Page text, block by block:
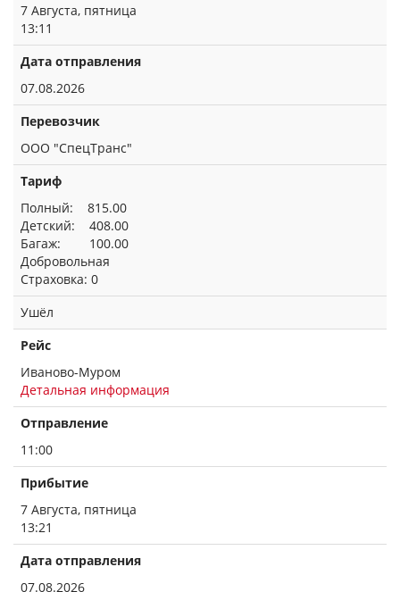
7 Августа, пятница
13:11
Дата отправления
07.08.2026
Перевозчик
ООО "СпецТранс"
Тариф
Полный: 815.00
Детский: 408.00
Багаж: 100.00
Добровольная
Страховка: 0
Ушёл
Рейс
Иваново-Муром
Детальная информация
Отправление
11:00
Прибытие
7 Августа, пятница
13:21
Дата отправления
07.08.2026